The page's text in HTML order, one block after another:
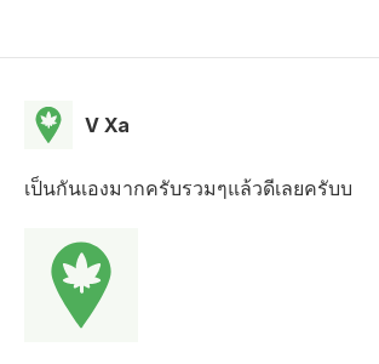
V Xa
เป็นกันเองมากครับรวมๆแล้วดีเลยครับบ